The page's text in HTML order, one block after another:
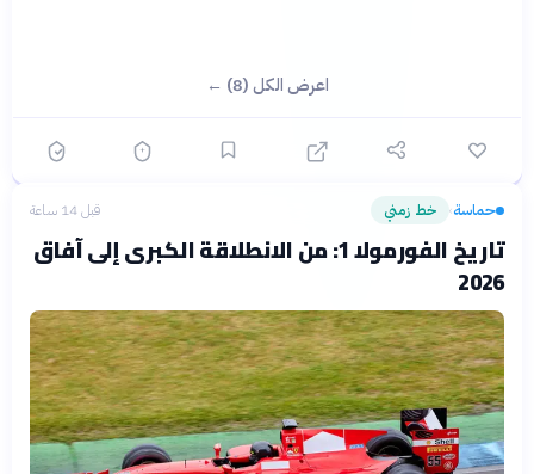
اعرض الكل (8) ←
حماسة› خط زمني قبل 14 ساعة
تاريخ الفورمولا 1: من الانطلاقة الكبرى إلى آفاق
2026